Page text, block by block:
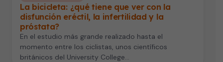
La bicicleta: ¿qué tiene que ver con la
disfunción eréctil, la infertilidad y la
próstata?
En el estudio más grande realizado hasta el
momento entre los ciclistas, unos científicos
británicos del University College